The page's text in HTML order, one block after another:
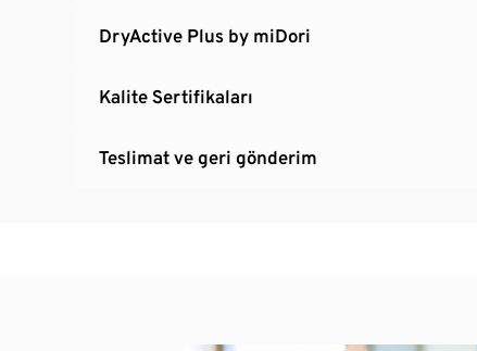
DryActive Plus by miDori
Kalite Sertifikaları
Teslimat ve geri gönderim